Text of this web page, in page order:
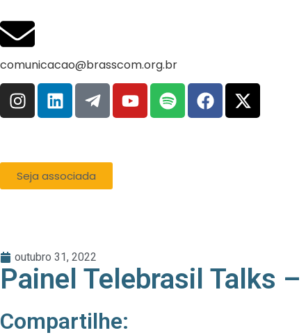
comunicacao@brasscom.org.br
Seja associada
outubro 31, 2022
Painel Telebrasil Talks
Compartilhe: